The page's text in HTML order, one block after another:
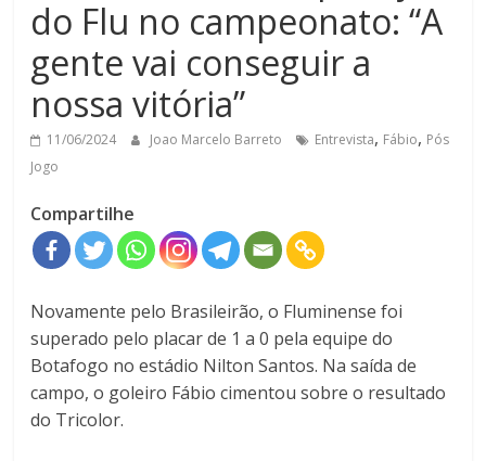
do Flu no campeonato: “A
gente vai conseguir a
nossa vitória”
11/06/2024 Joao Marcelo Barreto Entrevista, Fábio, Pós
Jogo
Compartilhe
Novamente pelo Brasileirão, o Fluminense foi
superado pelo placar de 1 a 0 pela equipe do
Botafogo no estádio Nilton Santos. Na saída de
campo, o goleiro Fábio cimentou sobre o resultado
do Tricolor.